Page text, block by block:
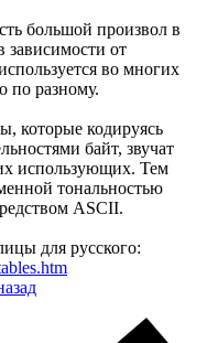
большой произвол в
зависимости от
во многих
по разному.
которые кодируясь
байт, звучат
использующих. Тем
тональностью
ASCII.
для русского: